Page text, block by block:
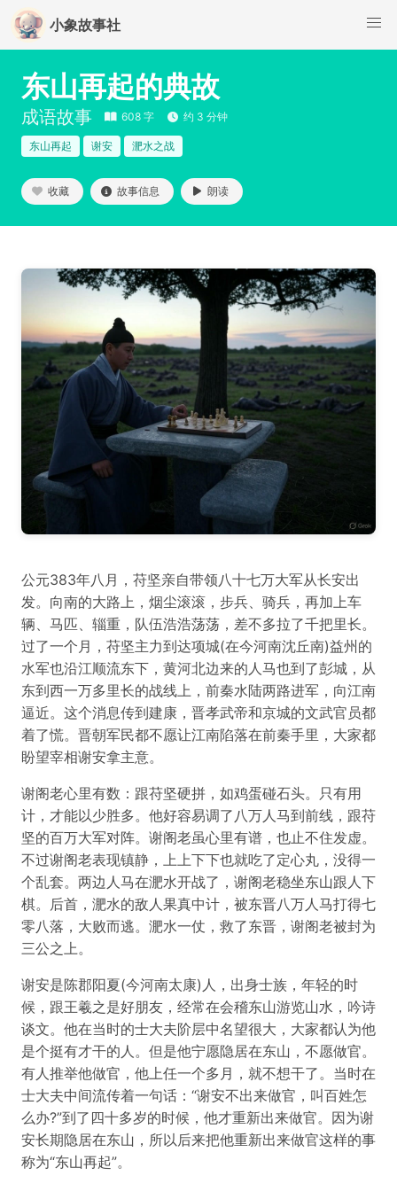
小象故事社
东山再起的典故
成语故事 608 字 约 3 分钟
东山再起 谢安 淝水之战
收藏 故事信息 朗读
公元383年八月，苻坚亲自带领八十七万大军从长安出
发。向南的大路上，烟尘滚滚，步兵、骑兵，再加上车
辆、马匹、辎重，队伍浩浩荡荡，差不多拉了千把里长。
过了一个月，苻坚主力到达项城(在今河南沈丘南)益州的
水军也沿江顺流东下，黄河北边来的人马也到了彭城，从
东到西一万多里长的战线上，前秦水陆两路进军，向江南
逼近。这个消息传到建康，晋孝武帝和京城的文武官员都
着了慌。晋朝军民都不愿让江南陷落在前秦手里，大家都
盼望宰相谢安拿主意。
谢阁老心里有数：跟苻坚硬拼，如鸡蛋碰石头。只有用
计，才能以少胜多。他好容易调了八万人马到前线，跟苻
坚的百万大军对阵。谢阁老虽心里有谱，也止不住发虚。
不过谢阁老表现镇静，上上下下也就吃了定心丸，没得一
个乱套。两边人马在淝水开战了，谢阁老稳坐东山跟人下
棋。后首，淝水的敌人果真中计，被东晋八万人马打得七
零八落，大败而逃。淝水一仗，救了东晋，谢阁老被封为
三公之上。
谢安是陈郡阳夏(今河南太康)人，出身士族，年轻的时
候，跟王羲之是好朋友，经常在会稽东山游览山水，吟诗
谈文。他在当时的士大夫阶层中名望很大，大家都认为他
是个挺有才干的人。但是他宁愿隐居在东山，不愿做官。
有人推举他做官，他上任一个多月，就不想干了。当时在
士大夫中间流传着一句话：“谢安不出来做官，叫百姓怎
么办?”到了四十多岁的时候，他才重新出来做官。因为谢
安长期隐居在东山，所以后来把他重新出来做官这样的事
称为“东山再起”。